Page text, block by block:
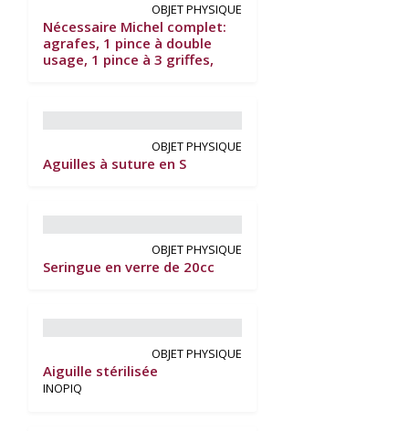
OBJET PHYSIQUE
Nécessaire Michel complet:
agrafes, 1 pince à double
usage, 1 pince à 3 griffes,
OBJET PHYSIQUE
Aguilles à suture en S
OBJET PHYSIQUE
Seringue en verre de 20cc
OBJET PHYSIQUE
Aiguille stérilisée
INOPIQ